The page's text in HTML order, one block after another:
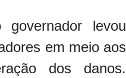
levou
em meio aos
dos danos.